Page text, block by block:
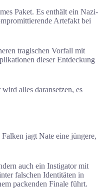
Paket. Es enthält ein Nazi-
Artefakt bei
tragischen Vorfall mit
dieser Entdeckung
alles daransetzen, es
jagt Nate eine jüngere,
auch ein Instigator mit
falschen Identitäten in
packenden Finale führt.